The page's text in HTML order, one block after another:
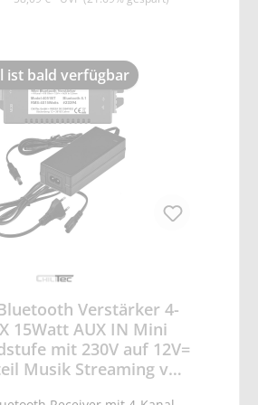
ist bald verfügbar
Verstärker 4-
15Watt AUX IN Mini
mit 230V auf 12V=
Musik Streaming von